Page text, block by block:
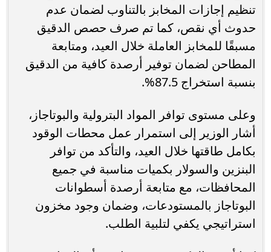
تنظيم إجازات المخابز بالتناوب لضمان عدم
حدوث أي نقص، كما تم صرف حصص الدقيق
مسبقًا للمخابز العاملة خلال العيد، ومتابعة
المطاحن لضمان توفير أرصدة كافية من الدقيق
بنسبة استخراج 87.5%.
وعلى مستوى توافر المواد البترولية والبوتاجاز،
أشار الوزير إلى استمرار عمل محطات الوقود
بكامل طاقتها خلال العيد، والتأكد من توافر
البنزين والسولار بكميات مناسبة في جميع
المحافظات، مع متابعة أرصدة أسطوانات
البوتاجاز بالمستودعات، وضمان وجود مخزون
استراتيجي يكفي لتلبية الطلب.